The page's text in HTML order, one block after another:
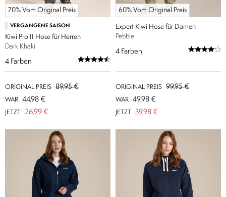
70% Vom Original Preis
VERGANGENE SAISON
Kiwi Pro II Hose für Herren
Dark Khaki
4 Farben
ORIGINAL PREIS 89,95 €
WAR 44,98 €
JETZT 26,99 €
60% Vom Original Preis
Expert Kiwi Hose für Damen
Pebble
4 Farben
ORIGINAL PREIS 99,95 €
WAR 49,98 €
JETZT 39,98 €